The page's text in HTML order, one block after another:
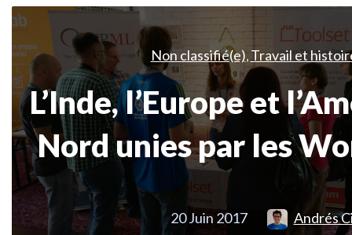
Non classifié(e), Travail et
L’Inde, l’Europe et
Nord unies par les
20 Juin 2017 Andrés